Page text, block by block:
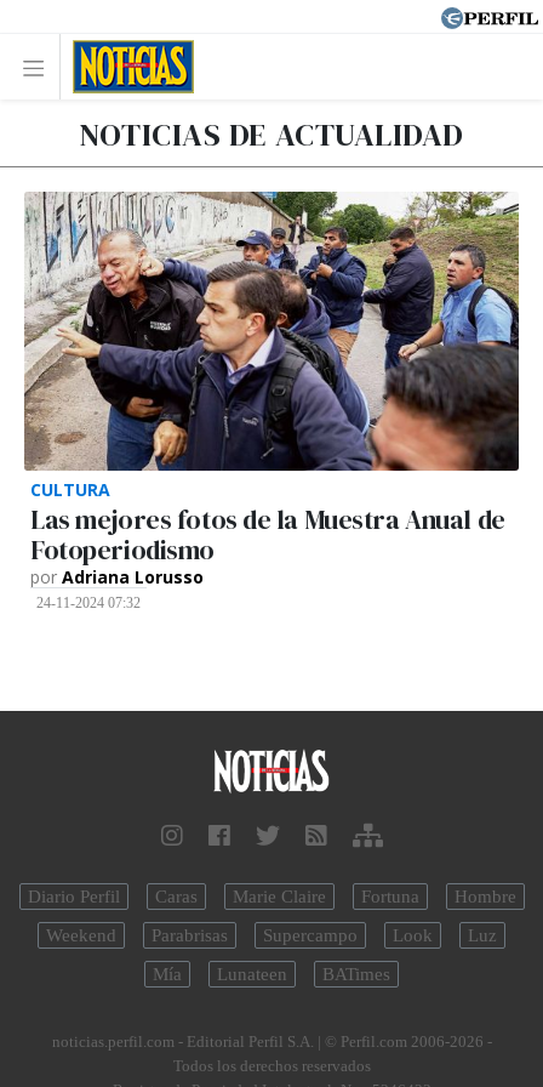
NOTICIAS DE ACTUALIDAD
CULTURA
Las mejores fotos de la Muestra Anual de
Fotoperiodismo
por Adriana Lorusso
24-11-2024 07:32
Diario Perfil Caras Marie Claire Fortuna
Hombre
Weekend
Parabrisas Supercampo Look
Luz
Mía
Lunateen BATimes
noticias.perfil.com - Editorial Perfil S.A. | © Perfil.com 2006-2026 -
Todos los derechos reservados